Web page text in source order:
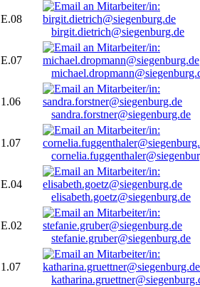
E.08
birgit.dietrich@siegenburg.de
E.07
1.06
sandra.forstner@siegenburg.de
1.07
E.04
elisabeth.goetz@siegenburg.de
E.02
stefanie.gruber@siegenburg.de
1.07